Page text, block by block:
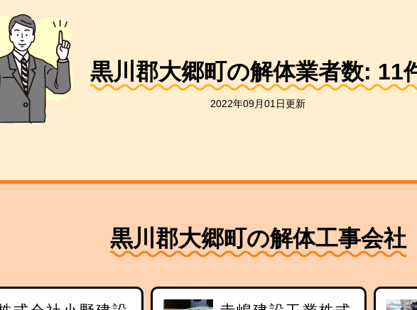
黒川郡大郷町の解体業者数: 11
2022年09月01日更新
黒川郡大郷町の解体工事会社